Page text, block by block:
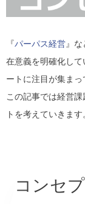
『パーパス経営』
在意義を明確化し
ートに注目が集まっ
この記事では経営
トを考えていきます
コンセ